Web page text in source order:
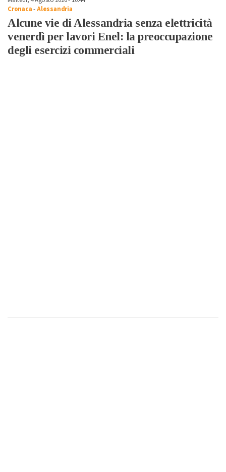
Cronaca-Alessandria
Alcune vie di Alessandria senza elettricità
venerdì per lavori Enel: la preoccupazione
degli esercizi commerciali